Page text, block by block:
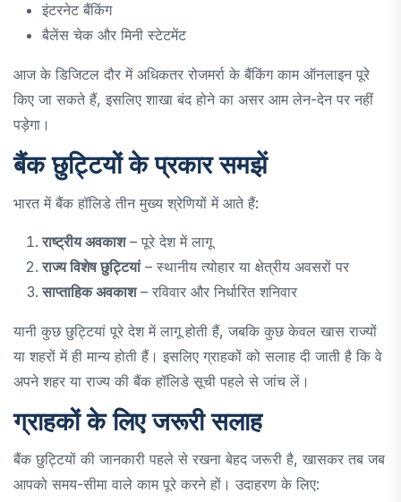
इंटरनेट बैंकिंग
बैलेंस चेक और मिनी स्टेटमेंट
आज के डिजिटल दौर में अधिकतर रोजमर्रा के बैंकिंग काम ऑनलाइन पूरे
किए जा सकते हैं, इसलिए शाखा बंद होने का असर आम लेन-देन पर नहीं
पड़ेगा।
बैंक छुट्टियों के प्रकार समझें
भारत में बैंक हॉलिडे तीन मुख्य श्रेणियों में आते हैं:
राष्ट्रीय अवकाश– पूरे देश में लागू
राज्य विशेष छुट्टियां– स्थानीय त्योहार या क्षेत्रीय अवसरों पर
साप्ताहिक अवकाश– रविवार और निर्धारित शनिवार
यानी कुछ छुट्टियां पूरे देश में लागू होती हैं, जबकि कुछ केवल खास राज्यों
या शहरों में ही मान्य होती हैं। इसलिए ग्राहकों को सलाह दी जाती है कि वे
अपने शहर या राज्य की बैंक हॉलिडे सूची पहले से जांच लें।
ग्राहकों के लिए जरूरी सलाह
बैंक छुट्टियों की जानकारी पहले से रखना बेहद जरूरी है, खासकर तब जब
आपको समय-सीमा वाले काम पूरे करने हों। उदाहरण के लिए: